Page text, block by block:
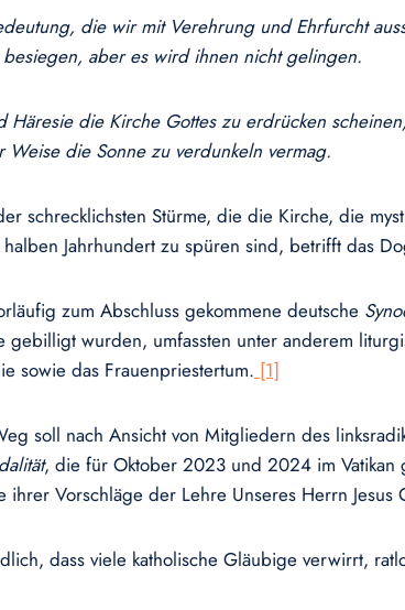
die wir mit Verehrung und Ehrfurcht
aber es wird ihnen nicht gelingen.
Häresie die Kirche Gottes zu erdrücken
Weise die Sonne zu verdunkeln vermag.
schrecklichsten Stürme, die die Kirche, die
Jahrhundert zu spüren sind, betrifft das
zum Abschluss gekommene deutsche
gebilligt wurden, umfassten unter anderem
sowie das Frauenpriestertum. [1]
soll nach Ansicht von Mitgliedern des
, die für Oktober 2023 und 2024 im Vatikan
ihrer Vorschläge der Lehre Unseres Herrn
dass viele katholische Gläubige verwirrt,